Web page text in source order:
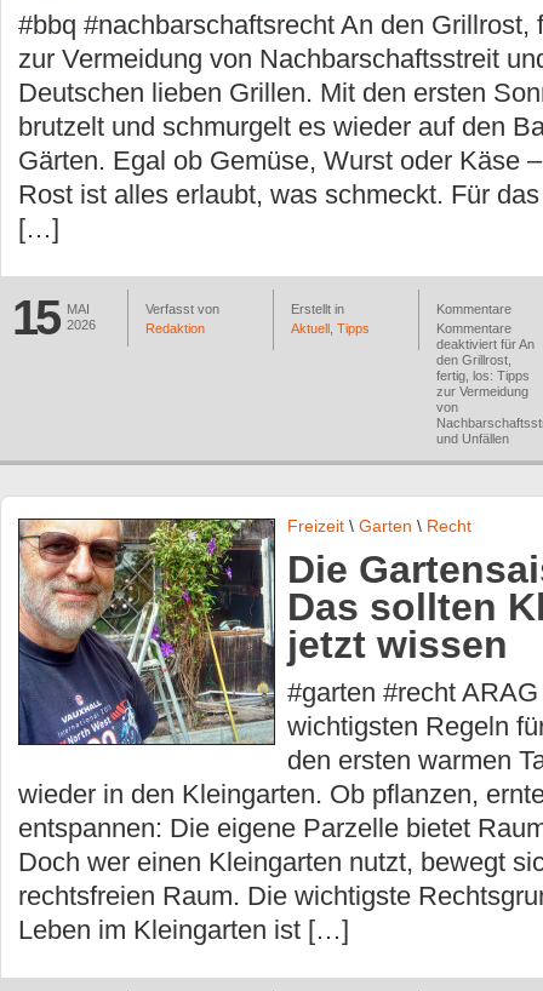
#bbq #nachbarschaftsrecht An den Grillrost,
zur Vermeidung von Nachbarschaftsstreit
Deutschen lieben Grillen. Mit den ersten
brutzelt und schmurgelt es wieder auf den
Gärten. Egal ob Gemüse, Wurst oder Käse
Rost ist alles erlaubt, was schmeckt. Für
[…]
15
MAI
2026
Verfasst von
Redaktion
Erstellt in
Aktuell Tipps
Kommentare
Kommentare
deaktiviert für An
den Grillrost,
fertig, los: Tipps
zur Vermeidung
von
und Unfällen
Freizeit \ Garten \ Recht
Die
Das sollten
jetzt wissen
#garten #recht
wichtigsten Regeln
den ersten warmen
wieder in den Kleingarten. Ob pflanzen,
entspannen: Die eigene Parzelle bietet
Doch wer einen Kleingarten nutzt, bewegt
rechtsfreien Raum. Die wichtigste
Leben im Kleingarten ist […]